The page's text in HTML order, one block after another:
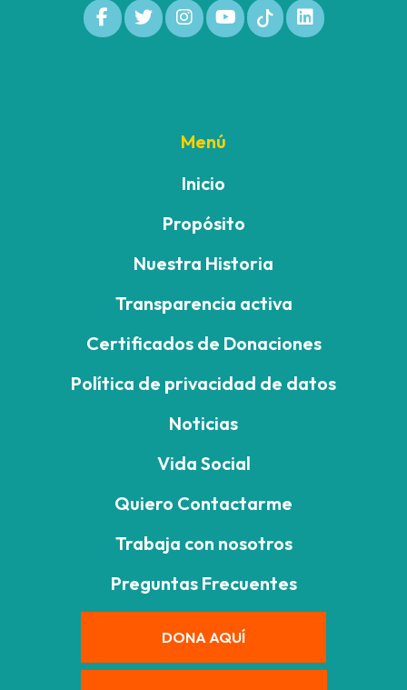
Menú
Inicio
Propósito
Nuestra Historia
Transparencia activa
Certificados de Donaciones
Política de privacidad de datos
Noticias
Vida Social
Quiero Contactarme
Trabaja con nosotros
Preguntas Frecuentes
DONA AQUÍ